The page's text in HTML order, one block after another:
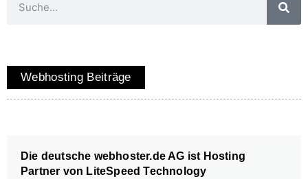
Webhosting Beiträge
Die deutsche webhoster.de AG ist Hosting
Partner von LiteSpeed Technology